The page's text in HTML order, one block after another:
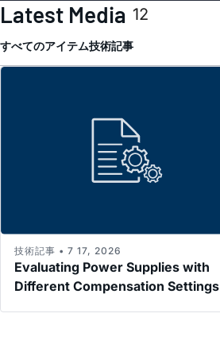
Latest Media 12
すべてのアイテム技術記事
Evaluating Power Supplies with
Different Compensation Settings
技術記事 • 7 17, 2026